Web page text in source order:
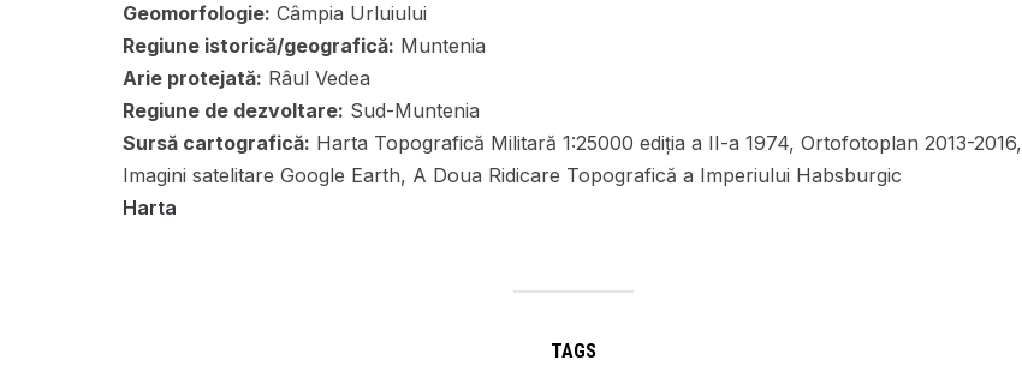
Geomorfologie: Câmpia Urluiului
Regiune istorică/geografică: Muntenia
Arie protejată: Râul Vedea
Regiune de dezvoltare: Sud-Muntenia
Sursă cartografică: Harta Topografică Militară 1:25000 ediția a II-a 1974, Ortofotoplan 2013-2016,
Imagini satelitare Google Earth, A Doua Ridicare Topografică a Imperiului Habsburgic
Harta
TAGS